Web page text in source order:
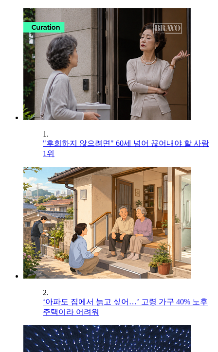
1.
"후회하지 않으려면" 60세 넘어 끊어내야 할 사람
1위
2.
‘아파도 집에서 늙고 싶어…’ 고령 가구 40% 노후
주택이라 어려워